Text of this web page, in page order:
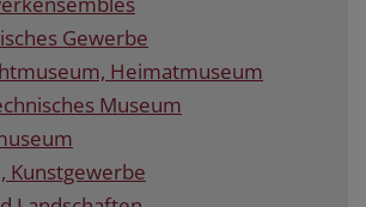
Gewerbe
Heimatmuseum
Museum
Kunstgewerbe